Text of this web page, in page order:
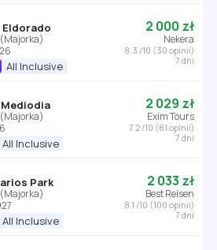
Eldorado
All Inclusive
2 000 zł
Nekera
8.3 /10 (30 opinii)
7 dni
Mediodia
All Inclusive
2 029 zł
Exim Tours
7.2 /10 (81 opinii)
7 dni
Park
All Inclusive
2 033 zł
Best Reisen
8.1 /10 (100 opinii)
7 dni